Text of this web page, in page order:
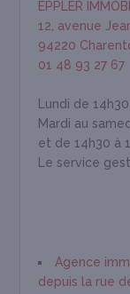
EPPLER
12, avenue
94220
01 48 93 27 67
Lundi de
Mardi au
et de 14h30 à
Le service
Agence
depuis la rue